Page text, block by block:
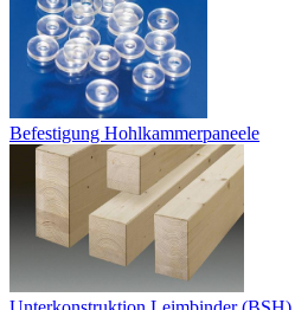
Befestigung Hohlkammerpaneele